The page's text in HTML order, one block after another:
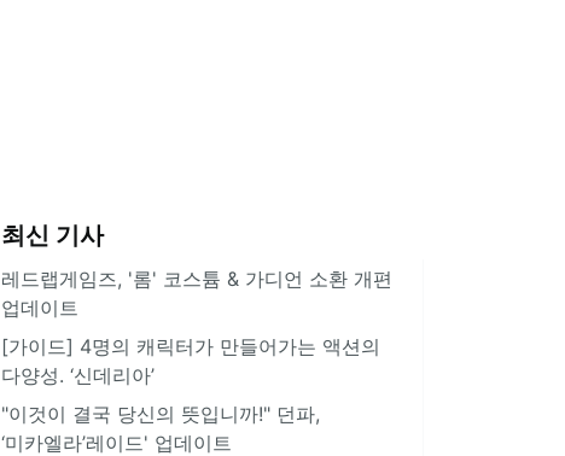
최신 기사
레드랩게임즈, '롬' 코스튬 & 가디언 소환 개편
업데이트
[가이드] 4명의 캐릭터가 만들어가는 액션의
다양성. ‘신데리아’
"이것이 결국 당신의 뜻입니까!" 던파,
‘미카엘라’레이드' 업데이트